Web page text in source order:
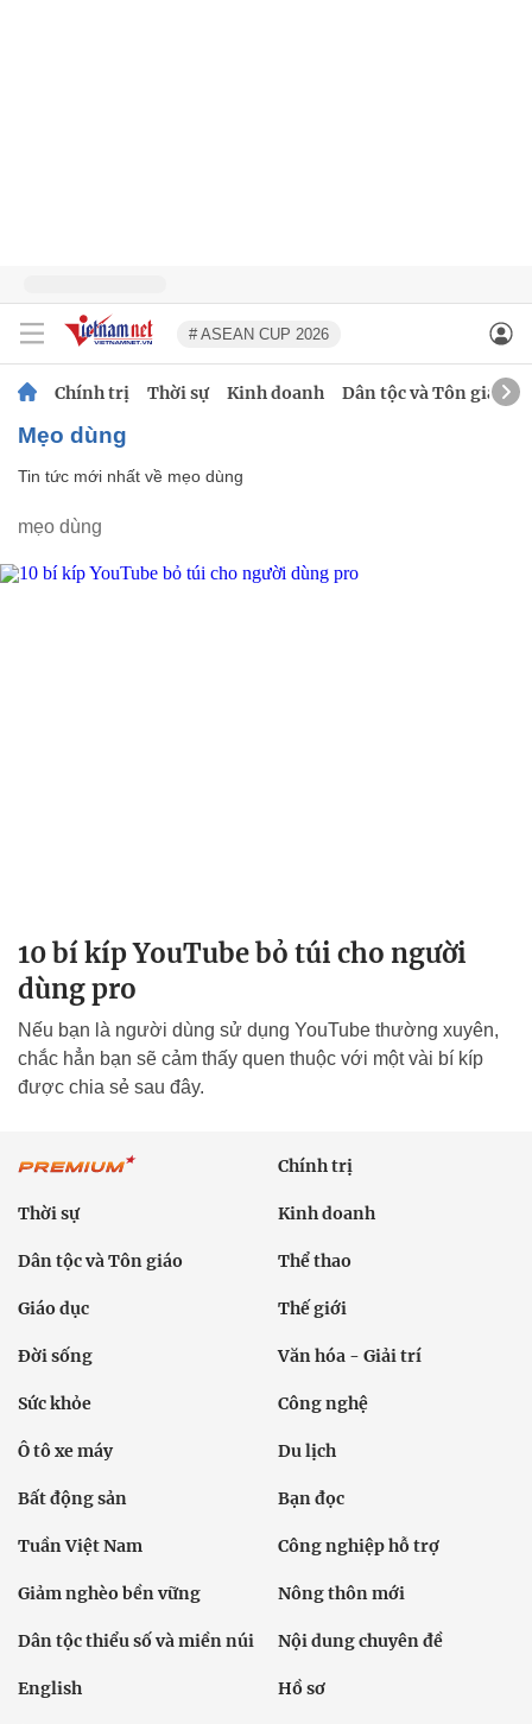
# ASEAN CUP 2026
Chính trị Thời sự Kinh doanh Dân tộc và Tôn giáo
mẹo dùng
Tin tức mới nhất về mẹo dùng
mẹo dùng
10 bí kíp YouTube bỏ túi cho người
dùng pro
Nếu bạn là người dùng sử dụng YouTube thường xuyên,
chắc hẳn bạn sẽ cảm thấy quen thuộc với một vài bí kíp
được chia sẻ sau đây.
Chính trị
Thời sự Kinh doanh
Dân tộc và Tôn giáo Thể thao
Giáo dục Thế giới
Đời sống Văn hóa - Giải trí
Sức khỏe Công nghệ
Ô tô xe máy Du lịch
Bất động sản Bạn đọc
Tuần Việt Nam Công nghiệp hỗ trợ
Giảm nghèo bền vững Nông thôn mới
Dân tộc thiểu số và miền núi Nội dung chuyên đề
English Hồ sơ